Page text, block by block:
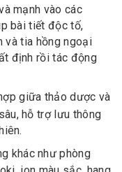
mạnh vào các
bài tiết độc tố,
và tia hồng ngoại
định rồi tác động
giữa thảo dược và
hỗ trợ lưu thông
khác như phòng